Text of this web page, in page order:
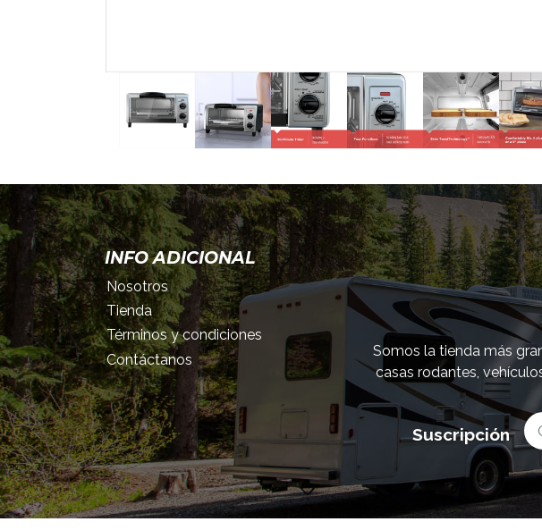
INFO ADICIONAL
Nosotros
Tienda
Términos y condiciones
Contáctanos
Somos la tienda más
casas rodantes,
Suscripción